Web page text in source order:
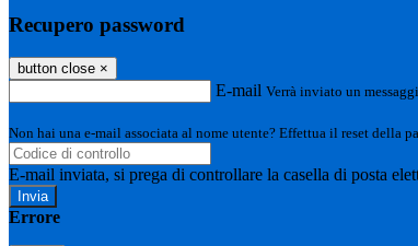
Recupero password
button close ×
E-mail Verrà inviato un
Non hai una e-mail associata al nome utente? Effettua il reset della
E-mail inviata, si prega di controllare la casella di posta
Errore